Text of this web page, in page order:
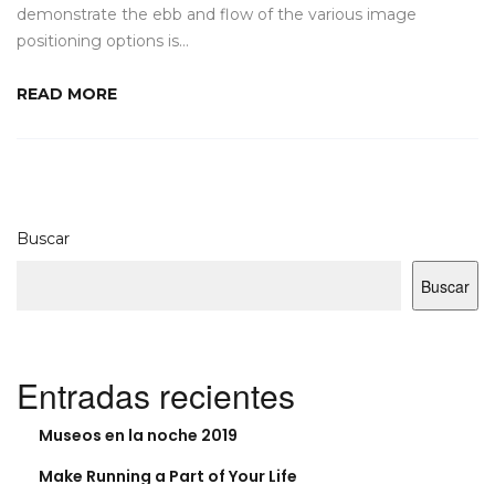
demonstrate the ebb and flow of the various image
positioning options is…
READ MORE
Buscar
Buscar
Entradas recientes
Museos en la noche 2019
Make Running a Part of Your Life